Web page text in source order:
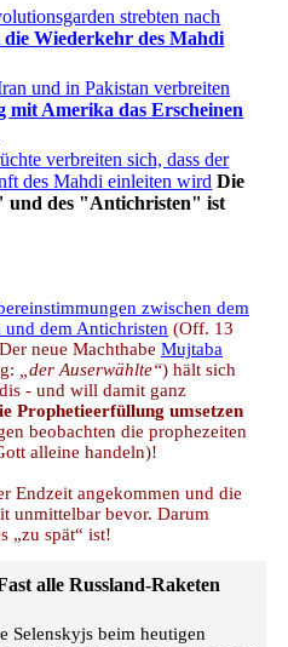
strebten nach
die Wiederkehr des Mahdi
und in Pakistan verbreiten
mit Amerika das Erscheinen
verbreiten sich, dass der
des Mahdi einleiten wird Die
und des "Antichristen" ist
zwischen dem
dem Antichristen (Off. 13
neue Machthabe Mujtaba
„der Auserwählte“) hält sich
- und will damit ganz
Prophetieerfüllung umsetzen
beobachten die prophezeiten
alleine handeln)!
Endzeit angekommen und die
unmittelbar bevor. Darum
„zu spät“ ist!
alle Russland-Raketen
Selenskyjs beim heutigen